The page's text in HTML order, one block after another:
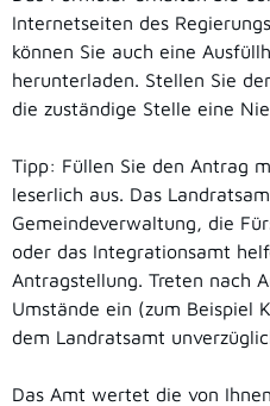
Internetseiten des
können Sie auch eine
herunterladen. Stellen Sie
die zuständige Stelle eine
Tipp: Füllen Sie den Antrag
leserlich aus. Das
Gemeindeverwaltung, die
oder das Integrationsamt
Antragstellung. Treten nach
Umstände ein (zum Beispiel
dem Landratsamt
Das Amt wertet die von